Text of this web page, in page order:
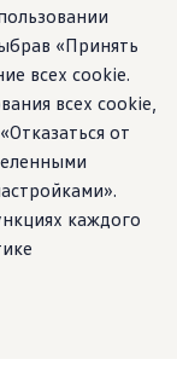
«Принять
всех cookie.
всех cookie,
от
каждого
жидкости